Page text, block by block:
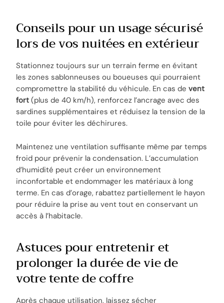
Conseils pour un usage sécurisé
lors de vos nuitées en extérieur
Stationnez toujours sur un terrain ferme en évitant
les zones sablonneuses ou boueuses qui pourraient
compromettre la stabilité du véhicule. En cas devent
fort (plus de 40 km/h), renforcez l’ancrage avec des
sardines supplémentaires et réduisez la tension de la
toile pour éviter les déchirures.
Maintenez une ventilation suffisante même par temps
froid pour prévenir la condensation. L’accumulation
d’humidité peut créer un environnement
inconfortable et endommager les matériaux à long
terme. En cas d’orage, rabattez partiellement le hayon
pour réduire la prise au vent tout en conservant un
accès à l’habitacle.
Astuces pour entretenir et
prolonger la durée de vie de
votre tente de coffre
Après chaque utilisation, laissez sécher